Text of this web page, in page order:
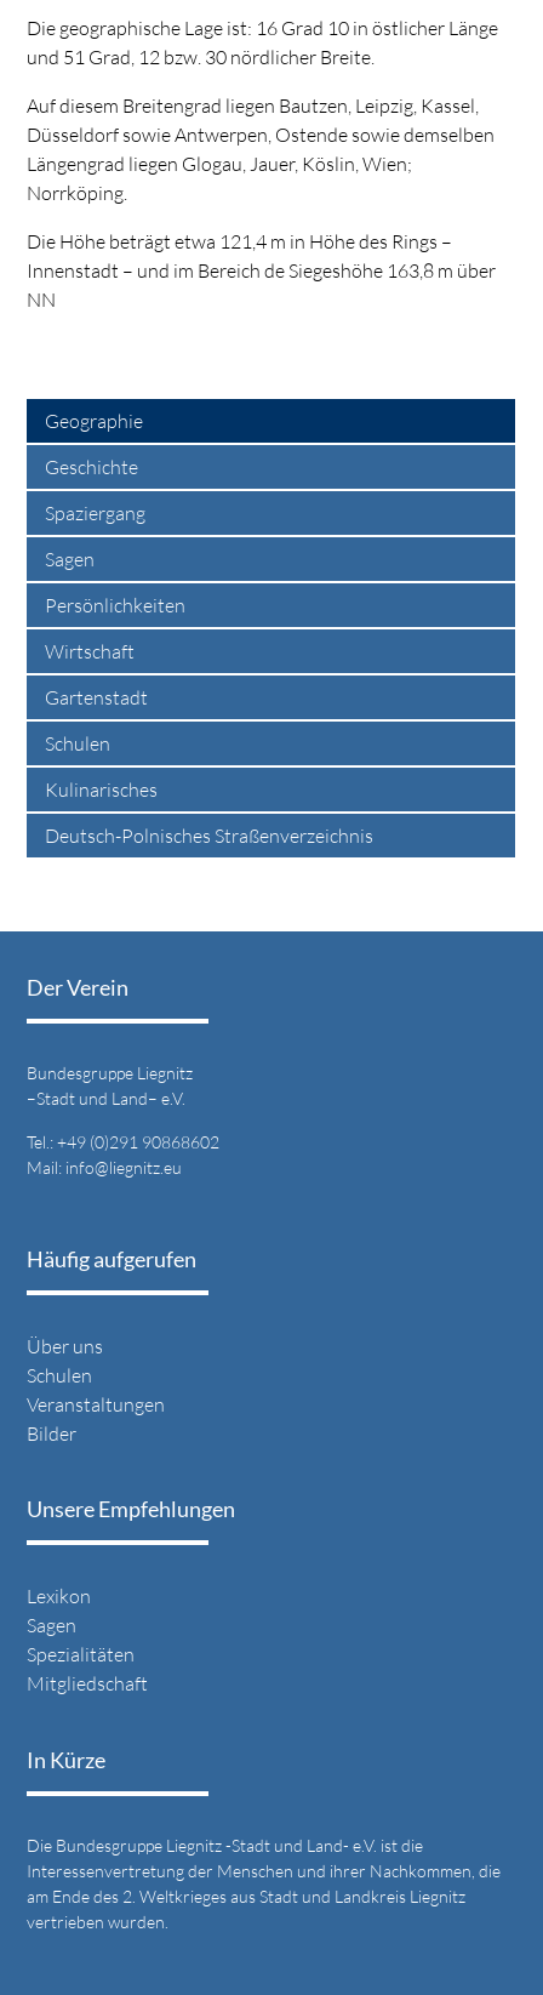
Die geographische Lage ist: 16 Grad 10 in östlicher Länge
und 51 Grad, 12 bzw. 30 nördlicher Breite.
Auf diesem Breitengrad liegen Bautzen, Leipzig, Kassel,
Düsseldorf sowie Antwerpen, Ostende sowie demselben
Längengrad liegen Glogau, Jauer, Köslin, Wien;
Norrköping.
Die Höhe beträgt etwa 121,4 m in Höhe des Rings –
Innenstadt – und im Bereich de Siegeshöhe 163,8 m über
NN
Geographie
Geschichte
Spaziergang
Sagen
Persönlichkeiten
Wirtschaft
Gartenstadt
Schulen
Kulinarisches
Deutsch-Polnisches Straßenverzeichnis
Der Verein
Bundesgruppe Liegnitz
–Stadt und Land– e.V.
Tel.: +49 (0)291 90868602
Mail: info@liegnitz.eu
Häufig aufgerufen
Über uns
Schulen
Veranstaltungen
Bilder
Unsere Empfehlungen
Lexikon
Sagen
Spezialitäten
Mitgliedschaft
In Kürze
Die Bundesgruppe Liegnitz -Stadt und Land- e.V. ist die
Interessenvertretung der Menschen und ihrer Nachkommen, die
am Ende des 2. Weltkrieges aus Stadt und Landkreis Liegnitz
vertrieben wurden.